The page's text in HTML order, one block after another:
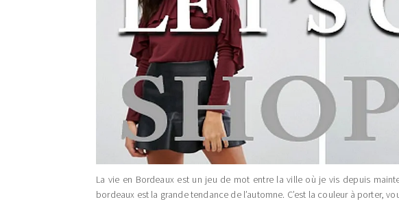
La vie en Bordeaux est un jeu de mot entre la ville où je vis depuis
bordeaux est la grande tendance de l’automne. C’est la couleur à porter,